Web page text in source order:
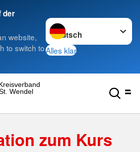
der
website,
to switch to
Sprache wechseln zu
Alles klar
Wendel
zum Kurs